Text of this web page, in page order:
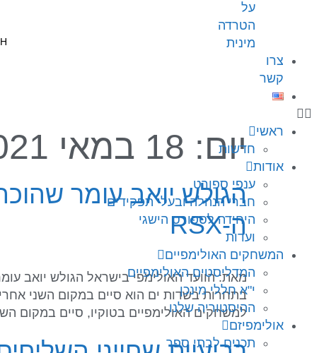
על
הטרדה
מינית
צרו
קשר
ראשי
חדשות
אודות
ענפי ספורט
חברי הנהלה ובעלי תפקידים
היחידה לספורט הישגי
ועדות
המשחקים האולימפיים
המדליסטים האולימפיים
י"א חללי מינכן
ההיסטוריה שלנו
אולימפיזם
תכנים לבתי ספר
יום: 18 במאי 2021
הגולש יואב עומר
ה-RSX
בתחרות בשדות ים הוא סיים במקום השני
למשחקים האולימפיים בטוקיו, סיים במקום